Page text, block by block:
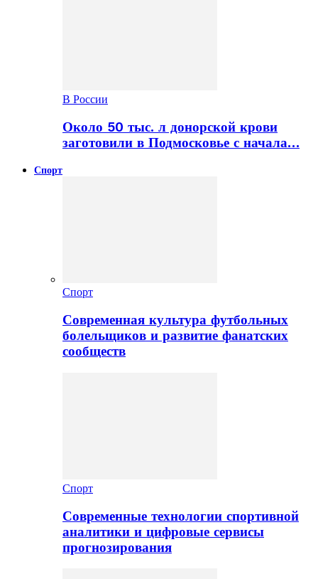
В России
Около 50 тыс. л донорской крови
заготовили в Подмосковье с начала…
Спорт
Спорт
Современная культура футбольных
болельщиков и развитие фанатских
сообществ
Спорт
Современные технологии спортивной
аналитики и цифровые сервисы
прогнозирования